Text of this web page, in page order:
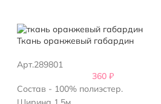
Ткань оранжевый габардин
Арт.289801
360₽
Состав - 100% полиэстер.